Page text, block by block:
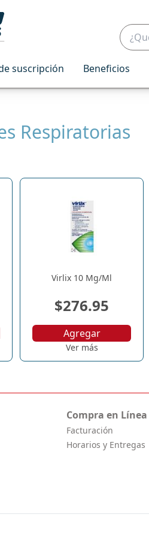
suscripción Beneficios
Respiratorias
Virlix 10 Mg/Ml
$276.95
Agregar
Ver más
Compra en Línea
Facturación
Horarios y Entregas